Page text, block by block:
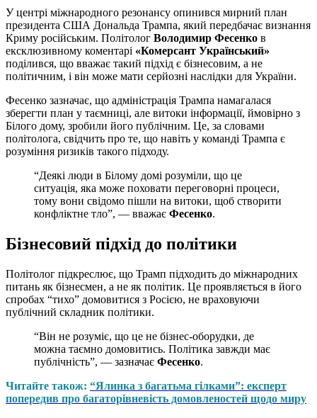
У центрі міжнародного резонансу опинився мирний план
президента США Дональда Трампа, який передбачає визнання
Криму російським. Політолог Володимир Фесенко в
ексклюзивному коментарі «Комерсант Український»
поділився, що вважає такий підхід є бізнесовим, а не
політичним, і він може мати серйозні наслідки для України.
Фесенко зазначає, що адміністрація Трампа намагалася
зберегти план у таємниці, але витоки інформації, ймовірно з
Білого дому, зробили його публічним. Це, за словами
політолога, свідчить про те, що навіть у команді Трампа є
розуміння ризиків такого підходу.
“Деякі люди в Білому домі розуміли, що це
ситуація, яка може поховати переговорні процеси,
тому вони свідомо пішли на витоки, щоб створити
конфліктне тло”, — вважає Фесенко.
Бізнесовий підхід до політики
Політолог підкреслює, що Трамп підходить до міжнародних
питань як бізнесмен, а не як політик. Це проявляється в його
спробах “тихо” домовитися з Росією, не враховуючи
публічний складник політики.
“Він не розуміє, що це не бізнес-оборудки, де
можна таємно домовитись. Політика завжди має
публічність”, — зазначає Фесенко.
Читайте також: “Ялинка з багатьма гілками”: експерт
попередив про багаторівневість домовленостей щодо миру